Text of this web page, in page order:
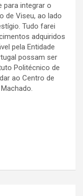
para integrar o
de Viseu, ao lado
Tudo farei
adquiridos
pela Entidade
possam ser
Politécnico de
ao Centro de